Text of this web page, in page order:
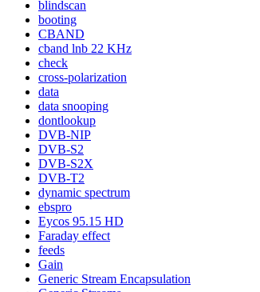
blindscan
booting
CBAND
cband lnb 22 KHz
check
cross-polarization
data
data snooping
dontlookup
DVB-NIP
DVB-S2
DVB-S2X
DVB-T2
dynamic spectrum
ebspro
Eycos 95.15 HD
Faraday effect
feeds
Gain
Generic Stream Encapsulation